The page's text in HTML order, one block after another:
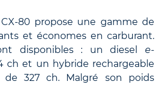
80 propose une gamme de
et économes en carburant.
disponibles : un diesel e-
ch et un hybride rechargeable
de 327 ch. Malgré son poids